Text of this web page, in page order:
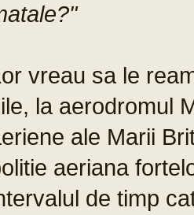
vreau sa le
la aerodromul
ale Marii
aeriana
de timp